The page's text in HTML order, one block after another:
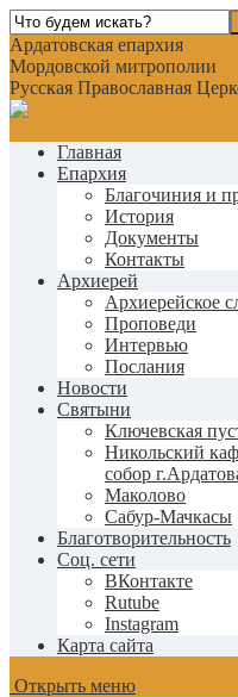
Ардатовская епархия
Мордовской митрополии
Русская Православная
Главная
Епархия
Благочиния и
История
Документы
Контакты
Архиерей
Архиерейское
Проповеди
Интервью
Послания
Новости
Святыни
Ключевская
Никольский
собор
Маколово
Сабур-Мачкасы
Благотворительность
Соц. сети
ВКонтакте
Rutube
Instagram
Карта сайта
Открыть меню